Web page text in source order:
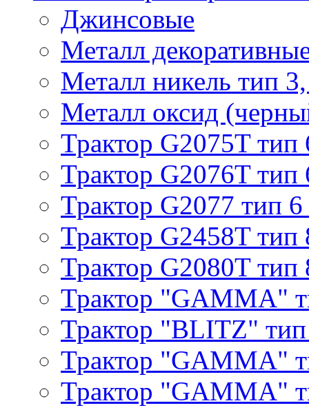
Джинсовые
Металл
Металл никель тип
Металл оксид
Трактор G2075T тип
Трактор G2076T тип
Трактор G2077 тип 6
Трактор G2458T тип
Трактор G2080T тип
Трактор "GAMMA"
Трактор "BLITZ"
Трактор "GAMMA"
Трактор "GAMMA"